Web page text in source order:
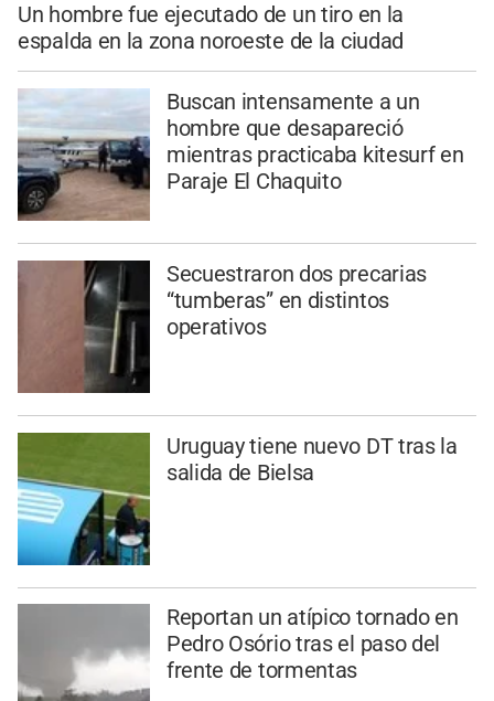
Un hombre fue ejecutado de un tiro en la
espalda en la zona noroeste de la ciudad
Buscan intensamente a un
hombre que desapareció
mientras practicaba kitesurf en
Paraje El Chaquito
Secuestraron dos precarias
“tumberas” en distintos
operativos
Uruguay tiene nuevo DT tras la
salida de Bielsa
Reportan un atípico tornado en
Pedro Osório tras el paso del
frente de tormentas